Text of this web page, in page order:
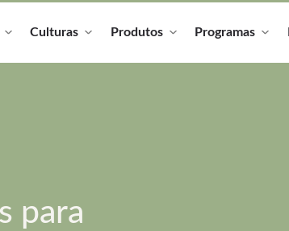
Culturas Produtos Programas
para